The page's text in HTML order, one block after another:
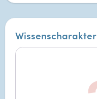
Wissenscharakter